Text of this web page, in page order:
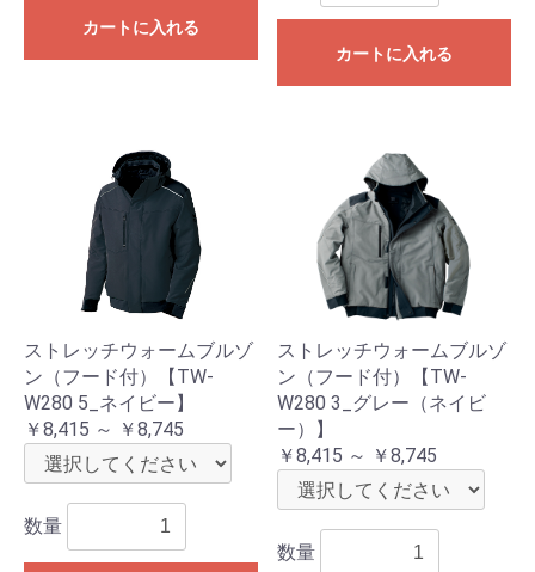
カートに入れる
カートに入れる
ストレッチウォームブルゾ
ン（フード付）【TW-
W280 5_ネイビー】
￥8,415 ～ ￥8,745
数量
ストレッチウォームブルゾ
ン（フード付）【TW-
W280 3_グレー（ネイビ
ー）】
￥8,415 ～ ￥8,745
数量